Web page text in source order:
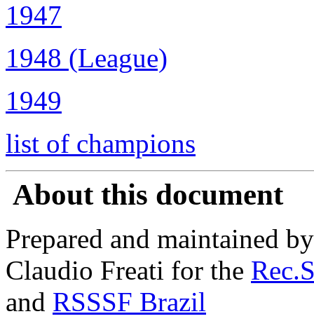
1947
1948 (League)
1949
list of champions
About this document
Prepared and maintained
Claudio Freati for the
and RSSSF Brazil